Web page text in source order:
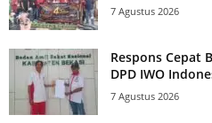
7 Agustus 2026
Respons Cepat
DPD IWO
7 Agustus 2026